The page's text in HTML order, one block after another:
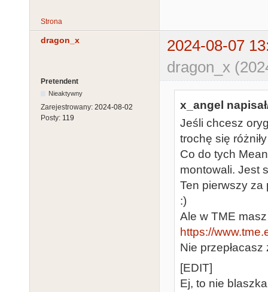
Strona
dragon_x
2024-08-07
dragon_x
Pretendent
Nieaktywny
Zarejestrowany: 2024-08-02
Posty: 119
x_angel
Jeśli chcesz
trochę się
Co do tych
montowali. Jest
Ten pierwszy za
:)
Ale w TME
https://
Nie
[EDIT]
Ej, to nie